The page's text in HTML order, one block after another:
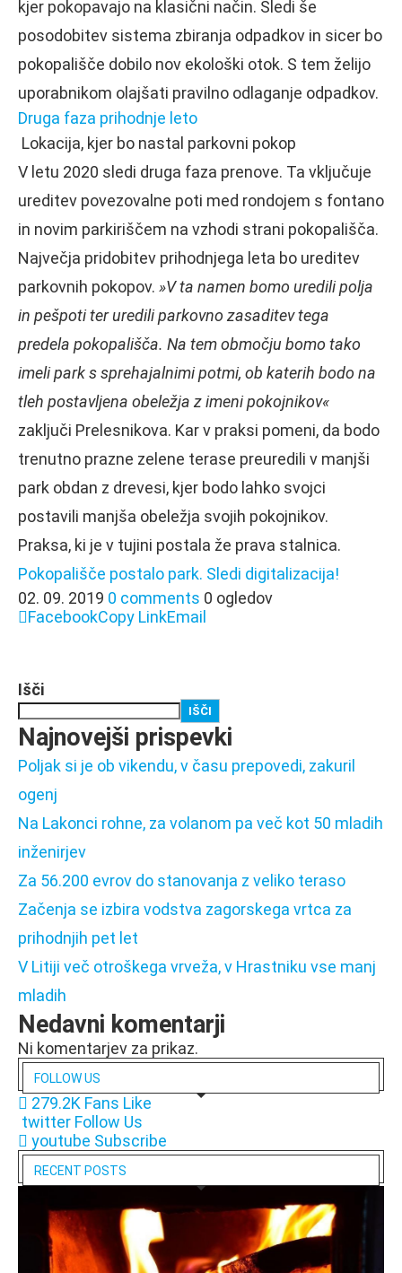
kjer pokopavajo na klasični način. Sledi še
posodobitev sistema zbiranja odpadkov in sicer bo
pokopališče dobilo nov ekološki otok. S tem želijo
uporabnikom olajšati pravilno odlaganje odpadkov.
Druga faza prihodnje leto
Lokacija, kjer bo nastal parkovni pokop
V letu 2020 sledi druga faza prenove. Ta vključuje
ureditev povezovalne poti med rondojem s fontano
in novim parkiriščem na vzhodi strani pokopališča.
Največja pridobitev prihodnjega leta bo ureditev
parkovnih pokopov. »V ta namen bomo uredili polja
in pešpoti ter uredili parkovno zasaditev tega
predela pokopališča. Na tem območju bomo tako
imeli park s sprehajalnimi potmi, ob katerih bodo na
tleh postavljena obeležja z imeni pokojnikov«
zaključi Prelesnikova. Kar v praksi pomeni, da bodo
trenutno prazne zelene terase preuredili v manjši
park obdan z drevesi, kjer bodo lahko svojci
postavili manjša obeležja svojih pokojnikov.
Praksa, ki je v tujini postala že prava stalnica.
Pokopališče postalo park. Sledi digitalizacija!
02. 09. 2019 0 comments 0 ogledov
FacebookCopy LinkEmail
Išči
IŠČI
Najnovejši prispevki
Poljak si je ob vikendu, v času prepovedi, zakuril
ogenj
Na Lakonci rohne, za volanom pa več kot 50 mladih
inženirjev
Za 56.200 evrov do stanovanja z veliko teraso
Začenja se izbira vodstva zagorskega vrtca za
prihodnjih pet let
V Litiji več otroškega vrveža, v Hrastniku vse manj
mladih
Nedavni komentarji
Ni komentarjev za prikaz.
FOLLOW US
279.2K Fans Like
twitter Follow Us
youtube Subscribe
RECENT POSTS